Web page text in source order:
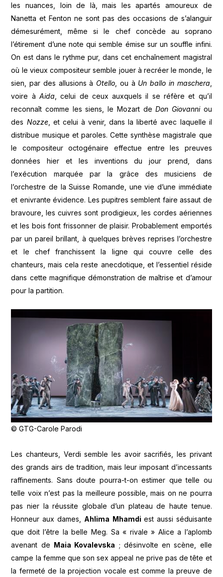
les nuances, loin de là, mais les apartés amoureux de
Nanetta et Fenton ne sont pas des occasions de s’alanguir
démesurément, même si le chef concède au soprano
l’étirement d’une note qui semble émise sur un souffle infini.
On est dans le rythme pur, dans cet enchaînement magistral
où le vieux compositeur semble jouer à recréer le monde, le
sien, par des allusions à Otello , ou à Un ballo in maschera
voire à Aida , celui de ceux auxquels il se réfère et qu’il
reconnaît comme les siens, le Mozart deDon Giovanni ou
des Nozze, et celui à venir, dans la liberté avec laquelle il
distribue musique et paroles. Cette synthèse magistrale que
le compositeur octogénaire effectue entre les preuves
données hier et les inventions du jour prend, dans
l’exécution marquée par la grâce des musiciens de
l’orchestre de la Suisse Romande, une vie d’une immédiate
et enivrante évidence. Les pupitres semblent faire assaut de
bravoure, les cuivres sont prodigieux, les cordes aériennes
et les bois font frissonner de plaisir. Probablement emportés
par un pareil brillant, à quelques brèves reprises l’orchestre
et le chef franchissent la ligne qui couvre celle des
chanteurs, mais cela reste anecdotique, et l’essentiel réside
dans cette magnifique démonstration de maîtrise et d’amour
pour la partition.
© GTG-Carole Parodi
Les chanteurs, Verdi semble les avoir sacrifiés, les privant
des grands airs de tradition, mais leur imposant d’incessants
raffinements. Sans doute pourra-t-on estimer que telle ou
telle voix n’est pas la meilleure possible, mais on ne pourra
pas nier la réussite globale d’un plateau de haute tenue.
Honneur aux dames, Ahlima Mhamdi est aussi séduisante
que doit l’être la belle Meg. Sa « rivale » Alice a l’aplomb
avenant de Maia Kovalevska ; désinvolte en scène, elle
campe la femme que son sex appeal ne prive pas de tête et
la fermeté de la projection vocale est comme la preuve de